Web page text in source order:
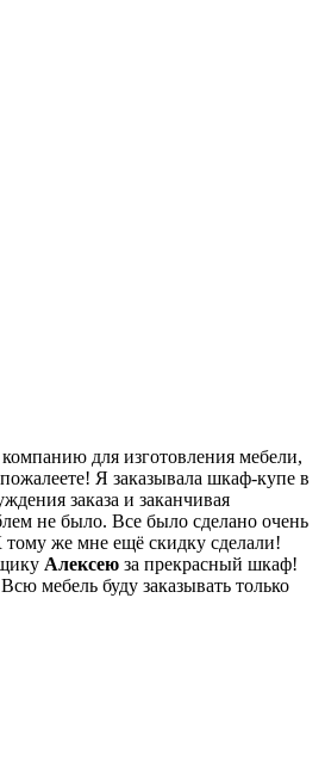
для изготовления мебели,
Я заказывала шкаф-купе в
заказа и заканчивая
не было. Все было сделано очень
тому же мне ещё скидку сделали!
Алексею за прекрасный шкаф!
мебель буду заказывать только